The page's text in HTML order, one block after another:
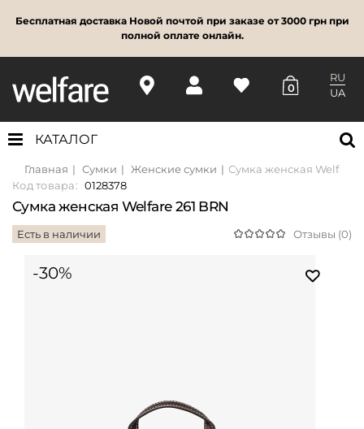
Бесплатная доставка Новой почтой при заказе от 3000 грн при
полной оплате онлайн.
0
RU
UA
КАТАЛОГ
Главная Сумки Женские сумки
Сумка женская Welfare
Код товара: 0128378
Сумка женская Welfare 261 BRN
Есть в наличии Отзывы (0)
-30%